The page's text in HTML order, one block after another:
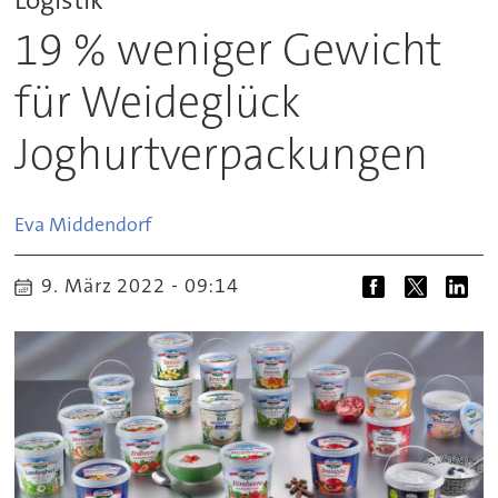
19 % weniger Gewicht
für Weideglück
Joghurtverpackungen
Eva Middendorf
9. März 2022 - 09:14